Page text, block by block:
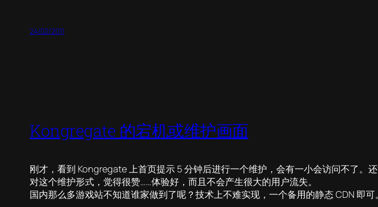
24/02/2011
Kongregate 的宕机或维护画面
刚才，看到 Kongregate 上首页提示 5 分钟后进行一个维护，会有一小会访问不了。
对这个维护形式，觉得很赞……体验好，而且不会产生很大的用户流失。
国内那么多游戏站不知道谁家做到了呢？技术上不难实现，一个备用的静态 CDN 即可